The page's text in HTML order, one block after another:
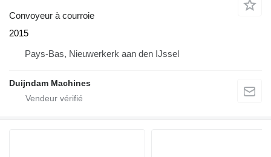
Convoyeur à courroie
2015
Pays-Bas, Nieuwerkerk aan den IJssel
Duijndam Machines